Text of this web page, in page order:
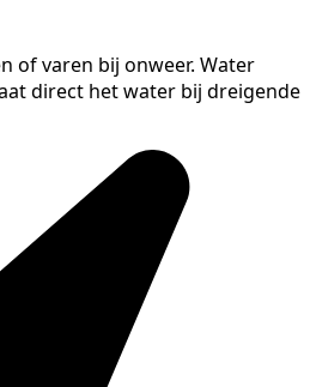
of varen bij onweer. Water
direct het water bij dreigende